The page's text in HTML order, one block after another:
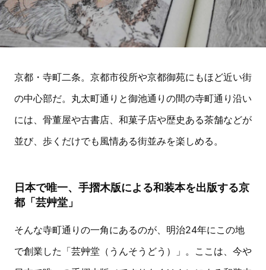
京都・寺町二条。京都市役所や京都御苑にもほど近い街
の中心部だ。丸太町通りと御池通りの間の寺町通り沿い
には、骨董屋や古書店、和菓子店や歴史ある茶舗などが
並び、歩くだけでも風情ある街並みを楽しめる。
日本で唯一、手摺木版による和装本を出版する京
都「芸艸堂」
そんな寺町通りの一角にあるのが、明治24年にこの地
で創業した「芸艸堂（うんそうどう）」。ここは、今や